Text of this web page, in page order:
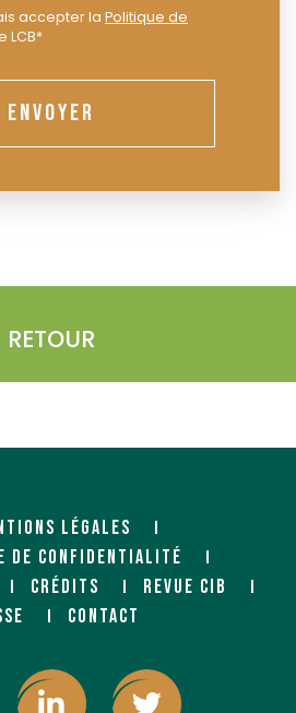
accepter la Politique de
LCB*
ENVOYER
RETOUR
LÉGALES
DE CONFIDENTIALITÉ
CRÉDITS
REVUE CIB
CONTACT